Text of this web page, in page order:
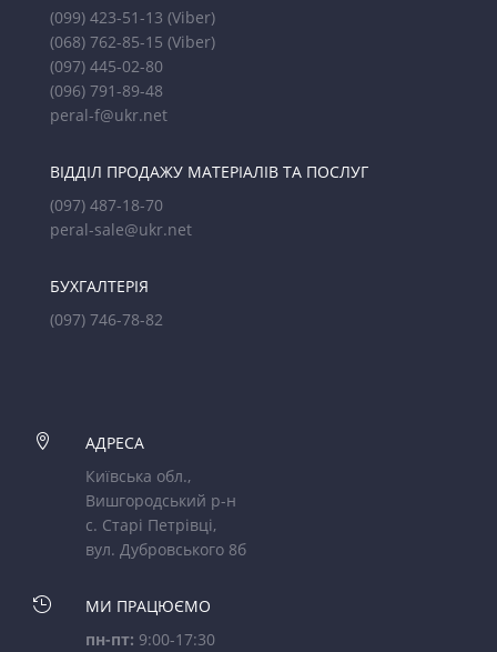
(099) 423-51-13 (Viber)
(068) 762-85-15 (Viber)
(097) 445-02-80
(096) 791-89-48
peral-f@ukr.net
ВІДДІЛ ПРОДАЖУ МАТЕРІАЛІВ ТА ПОСЛУГ
(097) 487-18-70
peral-sale@ukr.net
БУХГАЛТЕРІЯ
(097) 746-78-82

АДРЕСА
Київська обл.,
Вишгородський р-н
с. Старі Петрівці,
вул. Дубровського 8б

МИ ПРАЦЮЄМО
пн-пт: 9:00-17:30